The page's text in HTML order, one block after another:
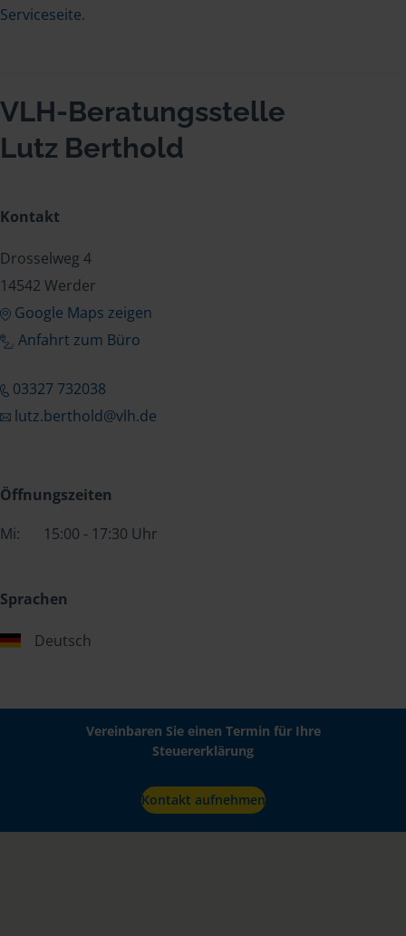
Serviceseite.
VLH-Beratungsstelle
Lutz Berthold
Kontakt
Drosselweg 4
14542 Werder
Google Maps zeigen
Anfahrt zum Büro
03327 732038
lutz.berthold@vlh.de
Öffnungszeiten
Mi:
15:00 - 17:30 Uhr
Sprachen
Deutsch
Vereinbaren Sie einen Termin für Ihre
Steuererklärung
Kontakt aufnehmen